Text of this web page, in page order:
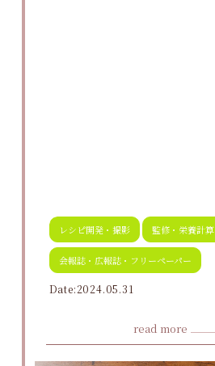
レシピ開発・撮影 監修・栄養計算
会報誌・広報誌・フリーペーパー
Date:2024.05.31
read more